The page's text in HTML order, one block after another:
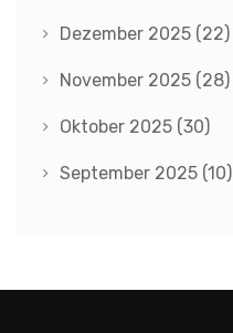
Dezember 2025 (22)
November 2025 (28)
Oktober 2025 (30)
September 2025 (10)